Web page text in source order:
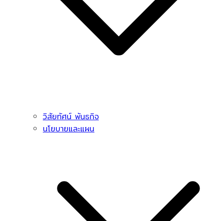
วิสัยทัศน์ พันธกิจ
นโยบายและแผน